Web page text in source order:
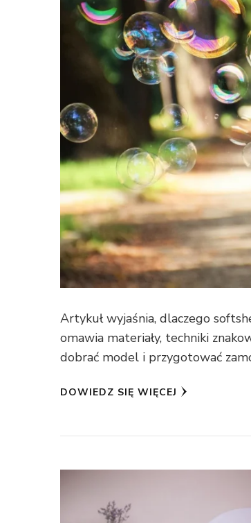
Artykuł wyjaśnia, dlaczego
omawia materiały, techniki
dobrać model i przygotować
DOWIEDZ SIĘ WIĘCEJ